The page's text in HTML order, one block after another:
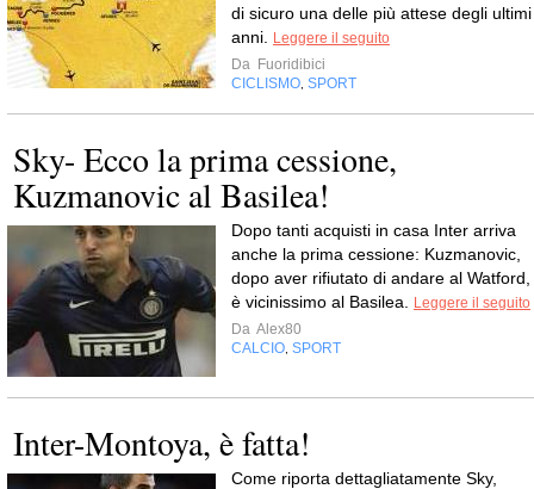
di sicuro una delle più attese degli ultimi
anni.
Leggere il seguito
Da Fuoridibici
CICLISMO SPORT
Sky- Ecco la prima cessione,
Kuzmanovic al Basilea!
Dopo tanti acquisti in casa Inter arriva
anche la prima cessione: Kuzmanovic,
dopo aver rifiutato di andare al Watford,
è vicinissimo al Basilea.
Leggere il seguito
Da Alex80
CALCIO SPORT
Inter-Montoya, è fatta!
Come riporta dettagliatamente Sky,